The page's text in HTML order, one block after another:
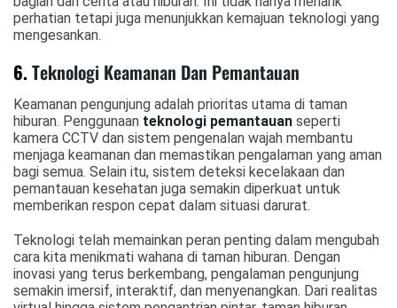
perhatian tetapi juga menunjukkan kemajuan teknologi yang
mengesankan.
6. Teknologi Keamanan Dan Pemantauan
Keamanan pengunjung adalah prioritas utama di taman
hiburan. Penggunaan teknologi pemantauan seperti
kamera CCTV dan sistem pengenalan wajah membantu
menjaga keamanan dan memastikan pengalaman yang aman
bagi semua. Selain itu, sistem deteksi kecelakaan dan
pemantauan kesehatan juga semakin diperkuat untuk
memberikan respon cepat dalam situasi darurat.
Teknologi telah memainkan peran penting dalam mengubah
cara kita menikmati wahana di taman hiburan. Dengan
inovasi yang terus berkembang, pengalaman pengunjung
semakin imersif, interaktif, dan menyenangkan. Dari realitas